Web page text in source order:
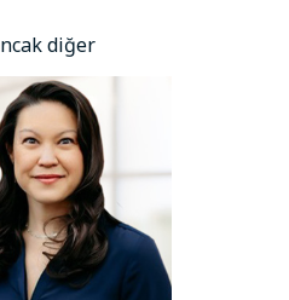
diğer